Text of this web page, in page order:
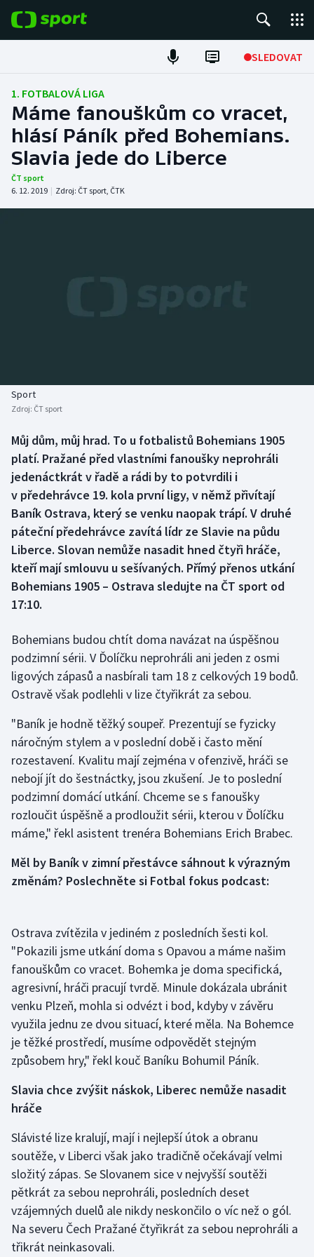
SLEDOVAT
Fotbal
Hokej
Tenis
Atletika
Biatlon
Box
Curling
Dostihy
Florbal
Futsal
Gymnastika
Házená
Jezdectví
Judo
Krasobruslení
Lezení
Lyže a snowboard
Motorsport
Olympijské hry
Parasport
Plavání
Plážový volejbal
Ragby
Rychlobruslení
Rychlostní kanoistika
Short track
Sportovní střelba
Aplikace ČT sport
1. FOTBALOVÁ LIGA
Máme fanouškům co vracet,
hlásí Páník před Bohemians.
Slavia jede do Liberce
ČT sport
6. 12. 2019 | Zdroj: ČT sport, ČTK
Sport
Zdroj: ČT sport
Můj dům, můj hrad. To u fotbalistů Bohemians 1905
platí. Pražané před vlastními fanoušky neprohráli
jedenáctkrát v řadě a rádi by to potvrdili i
v předehrávce 19. kola první ligy, v němž přivítají
Baník Ostrava, který se venku naopak trápí. V druhé
páteční předehrávce zavítá lídr ze Slavie na půdu
Liberce. Slovan nemůže nasadit hned čtyři hráče,
kteří mají smlouvu u sešívaných. Přímý přenos utkání
Bohemians 1905 – Ostrava sledujte na ČT sport od
17:10.
Bohemians budou chtít doma navázat na úspěšnou
podzimní sérii. V Ďolíčku neprohráli ani jeden z osmi
ligových zápasů a nasbírali tam 18 z celkových 19 bodů.
Ostravě však podlehli v lize čtyřikrát za sebou.
"Baník je hodně těžký soupeř. Prezentují se fyzicky
náročným stylem a v poslední době i často mění
rozestavení. Kvalitu mají zejména v ofenzivě, hráči se
nebojí jít do šestnáctky, jsou zkušení. Je to poslední
podzimní domácí utkání. Chceme se s fanoušky
rozloučit úspěšně a prodloužit sérii, kterou v Ďolíčku
máme," řekl asistent trenéra Bohemians Erich Brabec.
Měl by Baník v zimní přestávce sáhnout k výrazným
změnám? Poslechněte si Fotbal fokus podcast:
Ostrava zvítězila v jediném z posledních šesti kol.
"Pokazili jsme utkání doma s Opavou a máme našim
fanouškům co vracet. Bohemka je doma specifická,
agresivní, hráči pracují tvrdě. Minule dokázala ubránit
venku Plzeň, mohla si odvézt i bod, kdyby v závěru
využila jednu ze dvou situací, které měla. Na Bohemce
je těžké prostředí, musíme odpovědět stejným
způsobem hry," řekl kouč Baníku Bohumil Páník.
Slavia chce zvýšit náskok, Liberec nemůže nasadit
hráče
Slávisté lize kralují, mají i nejlepší útok a obranu
soutěže, v Liberci však jako tradičně očekávají velmi
složitý zápas. Se Slovanem sice v nejvyšší soutěži
pětkrát za sebou neprohráli, posledních deset
vzájemných duelů ale nikdy neskončilo o víc než o gól.
Na severu Čech Pražané čtyřikrát za sebou neprohráli a
třikrát neinkasovali.